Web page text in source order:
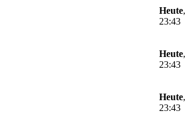
Heute,
23:43
Heute,
23:43
Heute,
23:43